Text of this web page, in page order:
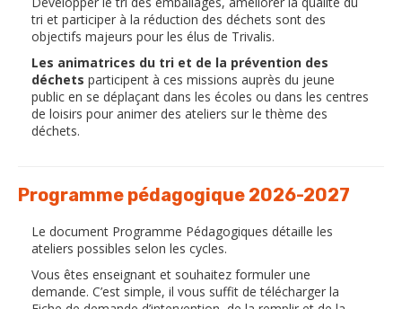
tri et participer à la réduction des déchets sont des
objectifs majeurs pour les élus de Trivalis.
Les animatrices du tri et de la prévention des
déchets participent à ces missions auprès du jeune
public en se déplaçant dans les écoles ou dans les centres
de loisirs pour animer des ateliers sur le thème des
déchets.
Programme pédagogique 2026-2027
Le document Programme Pédagogiques détaille les
ateliers possibles selon les cycles.
Vous êtes enseignant et souhaitez formuler une
demande. C’est simple, il vous suffit de télécharger la